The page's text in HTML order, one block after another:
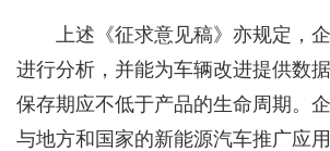
上述《征求意见稿》亦规定，
进行分析，并能为车辆改进提供数
保存期应不低于产品的生命周期。
与地方和国家的新能源汽车推广应